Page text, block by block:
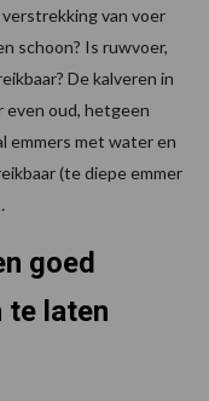
van voer
schoon? Is ruwvoer,
De kalveren in
even oud, hetgeen
emmers met water en
(te diepe emmer
.
goed
te laten